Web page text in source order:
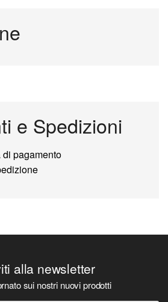
e Spedizioni
pagamento
alla newsletter
sui nostri nuovi prodotti